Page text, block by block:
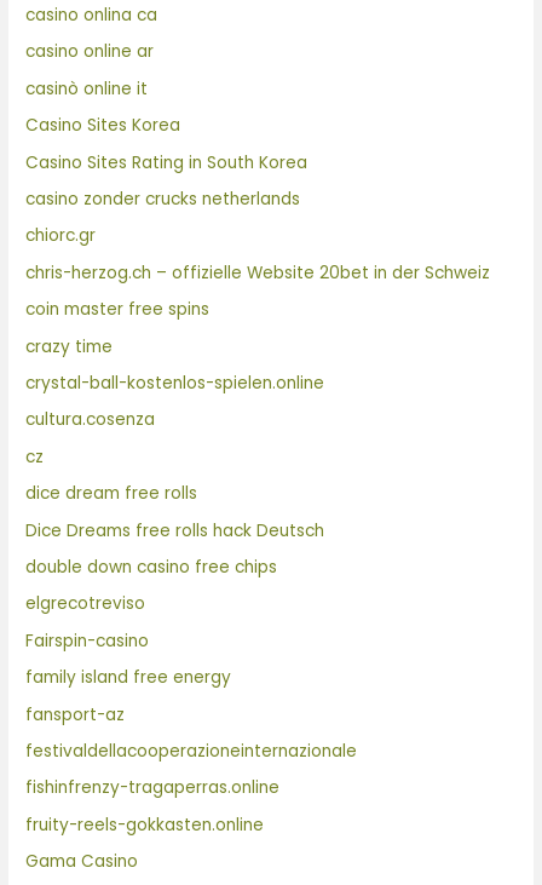
casino onlina ca
casino online ar
casinò online it
Casino Sites Korea
Casino Sites Rating in South Korea
casino zonder crucks netherlands
chiorc.gr
chris-herzog.ch – offizielle Website 20bet in der Schweiz
coin master free spins
crazy time
crystal-ball-kostenlos-spielen.online
cultura.cosenza
cz
dice dream free rolls
Dice Dreams free rolls hack Deutsch
double down casino free chips
elgrecotreviso
Fairspin-casino
family island free energy
fansport-az
festivaldellacooperazioneinternazionale
fishinfrenzy-tragaperras.online
fruity-reels-gokkasten.online
Gama Casino